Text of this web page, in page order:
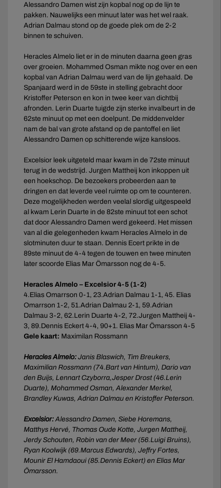
Alessandro Damen wist zijn kopbal nog op de lijn te
pakken. Nauwelijks een minuut later was het wel raak.
Adrian Dalmau stond op de goede plek om de 2-2
binnen te schuiven.
Heracles Almelo liet er in de minuten daarna geen gras
over groeien. Mohammed Osman mikte nog over en een
kopbal van Adrian Dalmau werd van de lijn gehaald. De
Spanjaard werd in de 59ste in stelling gebracht door
Kristoffer Peterson en kon in twee keer van dichtbij
afronden. Lerin Duarte tuigde zijn sterke invalbeurt in de
62ste minuut op met een doelpunt. De middenvelder
nam de bal van grote afstand op de pantoffel en liet
Alessandro Damen op schitterende wijze kansloos.
Excelsior leek uitgeteld maar kwam in de 72ste minuut
terug in de wedstrijd. Jurgen Mattheij kon inkoppen uit
een hoekschop. De bezoekers probeerden aan te
dringen en dat leverde veel ruimte op om te counteren.
Deze mogelijkheden werden veelal slordig uitgespeeld
al kwam Lerin Duarte in de 82ste minuut tot een schot
dat door Alessandro Damen werd gekeerd. Het missen
van al die gelegenheden kwam Heracles Almelo in de
slotminuten duur te staan. Dennis Ecert prikte in de
89ste minuut de 4-4 tegen de touwen en twee minuten
later scoorde Elias Mar Ömarsson nog de 4-5.
Heracles Almelo – Excelsior 4-5 (1-2)
4.Elias Omarrson 0-1, 23.Adrian Dalmau 1-1, 45. Elias
Omarrson 1-2, 51.Adrian Dalmau 2-1, 59.Adrian
Dalmau 3-2, 62.Lerin Duarte 4-2, 72.Jurgen Mattheij 4-
3, 89.Dennis Eckert 4-4, 90+1. Elias Mar Ömarsson 4-5
Gele kaart: Maximilan Rossmann
Heracles Almelo: Janis Blaswich, Tim Breukers,
Maximilian Rossmann (74.Bart van Hintum), Dario van
den Buijs, Lennart Czyborra,Jesper Drost (46.Lerin
Duarte), Mohammed Osman, Alexander Merkel,
Brandley Kuwas, Adrian Dalmau en Kristoffer Peterson.
Excelsior: Alessandro Damen, Siebe Horemans,
Matthys Hervé, Thomas Oude Kotte, Jurgen Mattheij,
Jerdy Schouten, Robin van der Meer (56.Luigi Bruins),
Ryan Koolwijk (69.Marcus Edwards), Jeffry Fortes,
Mounir El Hamdaoui (85.Dennis Eckert) en Elias Mar
Ömarsson.